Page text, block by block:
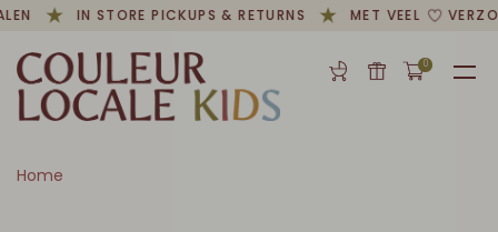
IN STORE PICKUPS & RETURNS MET VEEL
0
Home